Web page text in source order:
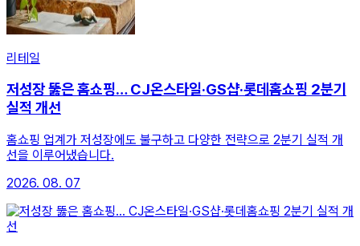
리테일
저성장 뚫은 홈쇼핑… CJ온스타일·GS샵·롯데홈쇼핑 2분기
실적 개선
홈쇼핑 업계가 저성장에도 불구하고 다양한 전략으로 2분기 실적 개
선을 이루어냈습니다.
2026. 08. 07